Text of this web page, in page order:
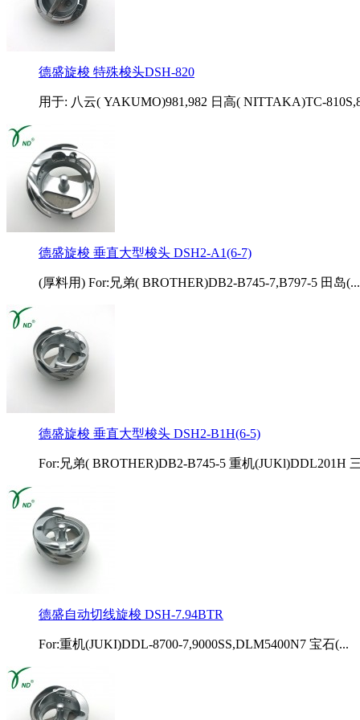
德盛旋梭 特殊梭头DSH-820
用于: 八云( YAKUMO)981,982 日高( NITTAKA)TC-
德盛旋梭 垂直大型梭头 DSH2-A1(6-7)
(厚料用) For:兄弟( BROTHER)DB2-B745-7,B797-5 田岛(...
德盛旋梭 垂直大型梭头 DSH2-B1H(6-5)
For:兄弟( BROTHER)DB2-B745-5 重机(JUKl)DDL201H
德盛自动切线旋梭 DSH-7.94BTR
For:重机(JUKI)DDL-8700-7,9000SS,DLM5400N7 宝石(...